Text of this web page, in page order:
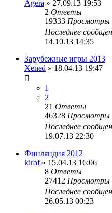
Agera » 27.09.13 19:53
2 Ответы
19333 Просмотры
Последнее
14.10.13 14:35
Зарубежные игры 2013
Xened » 18.04.13 19:47
1
2
21 Ответы
46328 Просмотры
Последнее
19.07.13 22:30
Финляндия 2012
kirof» 15.04.13 16:06
8 Ответы
27412 Просмотры
Последнее
26.05.13 00:23